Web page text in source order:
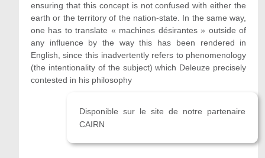
ensuring that this concept is not confused with either the
earth or the territory of the nation-state. In the same way,
one has to translate « machines désirantes » outside of
any influence by the way this has been rendered in
English, since this inadvertently refers to phenomenology
(the intentionality of the subject) which Deleuze precisely
contested in his philosophy
Disponible sur le site de notre partenaire
CAIRN